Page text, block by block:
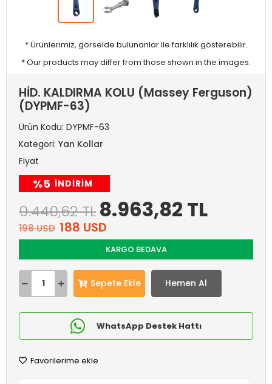
* Ürünlerimiz, görselde bulunanlar ile farklılık gösterebilir.
* Our products may differ from those shown in the images.
HİD. KALDIRMA KOLU (Massey Ferguson)
(DYPMF-63)
Ürün Kodu: DYPMF-63
Kategori: Yan Kollar
Fiyat
%5 INDIRIM
9.440,62 TL 8.963,82 TL
198 USD 188 USD
KARGO BEDAVA
Sepete Ekle Hemen Al
WhatsApp Destek Hattı
Favorilerime ekle